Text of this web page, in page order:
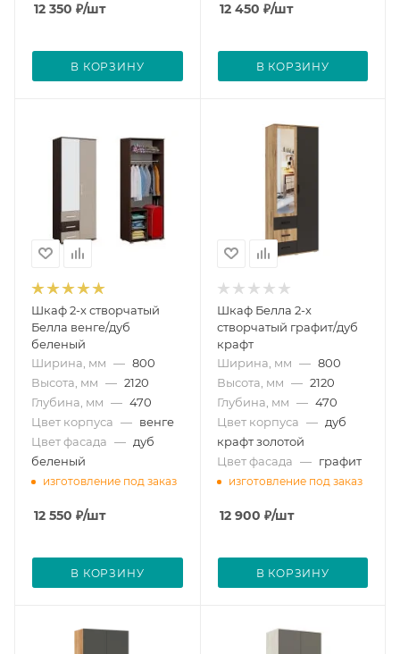
12 350 ₽/шт
В КОРЗИНУ
12 450 ₽/шт
В КОРЗИНУ
Шкаф 2-х створчатый
Белла венге/дуб
беленый
Ширина, мм — 800
Высота, мм — 2120
Глубина, мм — 470
Цвет корпуса — венге
Цвет фасада — дуб
беленый
изготовление под заказ
12 550 ₽/шт
В КОРЗИНУ
Шкаф Белла 2-х
створчатый графит/дуб
крафт
Ширина, мм — 800
Высота, мм — 2120
Глубина, мм — 470
Цвет корпуса — дуб
крафт золотой
Цвет фасада — графит
изготовление под заказ
12 900 ₽/шт
В КОРЗИНУ